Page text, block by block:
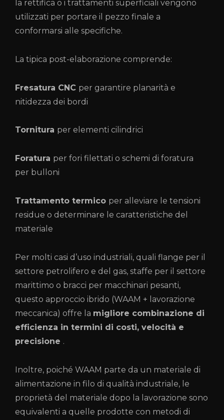
la rettifica o i trattamenti superficiali vengono
utilizzati per portare il pezzo finale a
conformarsi alle specifiche.
La tipica post-elaborazione comprende:
Fresatura CNC per garantire planarità e
nitidezza dei bordi
Tornitura per elementi cilindrici
Foratura per fori filettati o schemi di foratura
per bulloni
Trattamento termico per alleviare le tensioni
residue o determinare le caratteristiche del
materiale
Per molti casi d’uso industriali, quali flange per il
settore petrolifero e del gas, staffe per il settore
marittimo o bracci per macchinari pesanti,
questo approccio ibrido (WAAM + lavorazione
meccanica) offre la migliore combinazione di
efficienza in termini di costi, velocità e
precisione .
Inoltre, poiché WAAM parte da un materiale di
alimentazione in filo di qualità industriale, le
proprietà del materiale dopo la lavorazione sono
equivalenti a quelle prodotte con metodi di